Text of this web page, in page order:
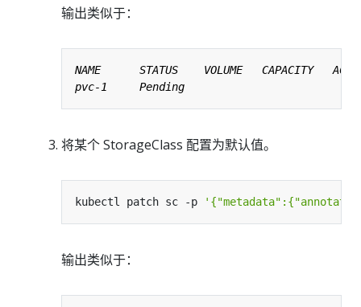
输出类似于：
将某个 StorageClass 配置为默认值。
kubectl patch sc -p
输出类似于：